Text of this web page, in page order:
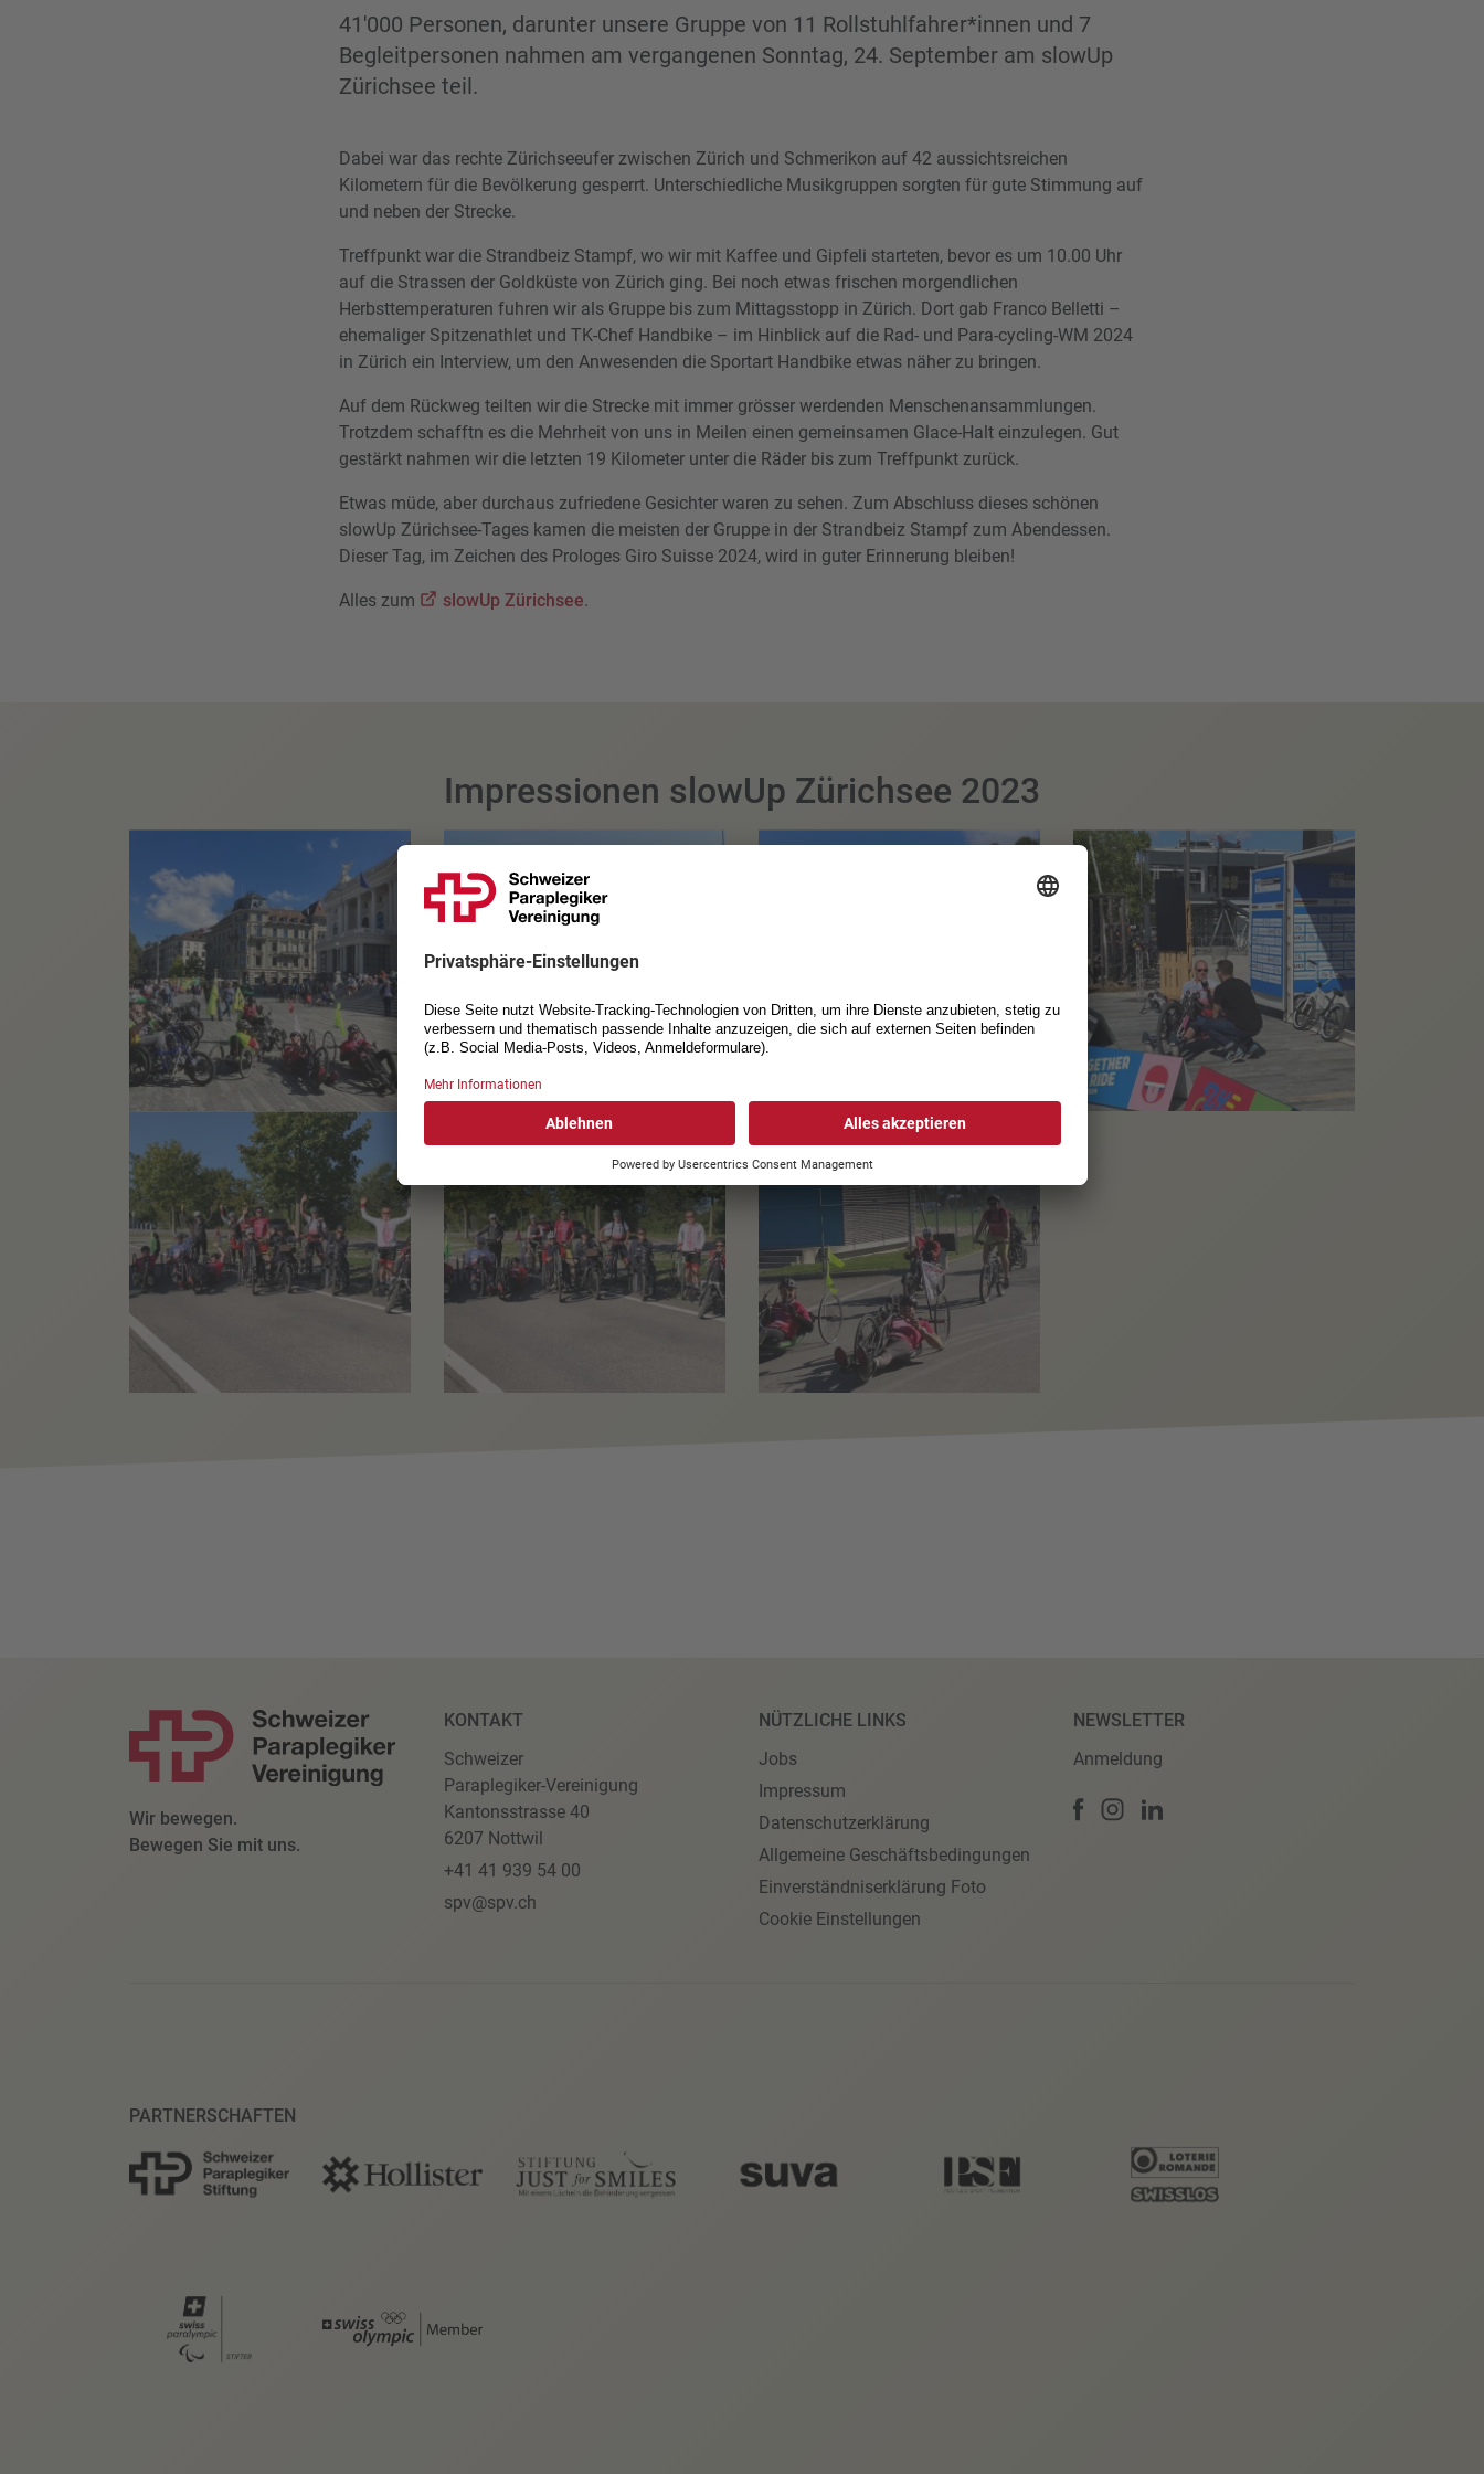
41'000 Personen, darunter unsere Gruppe von 11 Rollstuhlfahrer*innen und 7
Begleitpersonen nahmen am vergangenen Sonntag, 24. September am slowUp
Zürichsee teil.
Dabei war das rechte Zürichseeufer zwischen Zürich und Schmerikon auf 42 aussichtsreichen
Kilometern für die Bevölkerung gesperrt. Unterschiedliche Musikgruppen sorgten für gute Stimmung auf
und neben der Strecke.
Treffpunkt war die Strandbeiz Stampf, wo wir mit Kaffee und Gipfeli starteten, bevor es um 10.00 Uhr
auf die Strassen der Goldküste von Zürich ging. Bei noch etwas frischen morgendlichen
Herbsttemperaturen fuhren wir als Gruppe bis zum Mittagsstopp in Zürich. Dort gab Franco Belletti –
ehemaliger Spitzenathlet und TK-Chef Handbike – im Hinblick auf die Rad- und Para-cycling-WM 2024
in Zürich ein Interview, um den Anwesenden die Sportart Handbike etwas näher zu bringen.
Auf dem Rückweg teilten wir die Strecke mit immer grösser werdenden Menschenansammlungen.
Trotzdem schafftn es die Mehrheit von uns in Meilen einen gemeinsamen Glace-Halt einzulegen. Gut
gestärkt nahmen wir die letzten 19 Kilometer unter die Räder bis zum Treffpunkt zurück.
Etwas müde, aber durchaus zufriedene Gesichter waren zu sehen. Zum Abschluss dieses schönen
slowUp Zürichsee-Tages kamen die meisten der Gruppe in der Strandbeiz Stampf zum Abendessen.
Dieser Tag, im Zeichen des Prologes Giro Suisse 2024, wird in guter Erinnerung bleiben!
Alles zum slowUp Zürichsee.
Impressionen slowUp Zürichsee 2023
Wir bewegen.
Bewegen Sie mit uns.
KONTAKT
Schweizer
Paraplegiker-Vereinigung
Kantonsstrasse 40
6207 Nottwil
+41 41 939 54 00
spv@spv.ch
NÜTZLICHE LINKS
Jobs
Impressum
Datenschutzerklärung
Allgemeine Geschäftsbedingungen
Einverständniserklärung Foto
Cookie Einstellungen
NEWSLETTER
Anmeldung
PARTNERSCHAFTEN